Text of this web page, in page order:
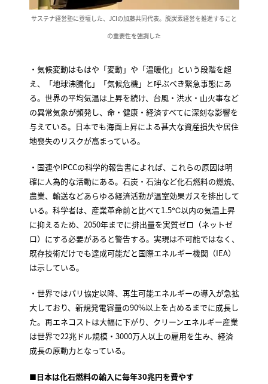
サステナ経営塾に登壇した、JCIの加藤共同代表。脱炭素経営を推進すること
の重要性を強調した
・気候変動はもはや「変動」や「温暖化」という段階を超
え、「地球沸騰化」「気候危機」と呼ぶべき緊急事態にあ
る。世界の平均気温は上昇を続け、台風・洪水・山火事など
の異常気象が頻発し、命・健康・経済すべてに深刻な影響を
与えている。日本でも海面上昇による甚大な資産損失や居住
地喪失のリスクが高まっている。
・国連やIPCCの科学的報告書によれば、これらの原因は明
確に人為的な活動にある。石炭・石油など化石燃料の燃焼、
農業、輸送などあらゆる経済活動が温室効果ガスを排出して
いる。科学者は、産業革命前と比べて1.5℃以内の気温上昇
に抑えるため、2050年までに排出量を実質ゼロ（ネットゼ
ロ）にする必要があると警告する。実現は不可能ではなく、
既存技術だけでも達成可能だと国際エネルギー機関（IEA）
は示している。
・世界ではパリ協定以降、再生可能エネルギーの導入が急拡
大しており、新規発電容量の90%以上を占めるまでに成長し
た。再エネコストは大幅に下がり、クリーンエネルギー産業
は世界で22兆ドル規模・3000万人以上の雇用を生み、経済
成長の原動力となっている。
■日本は化石燃料の輸入に毎年30兆円を費やす